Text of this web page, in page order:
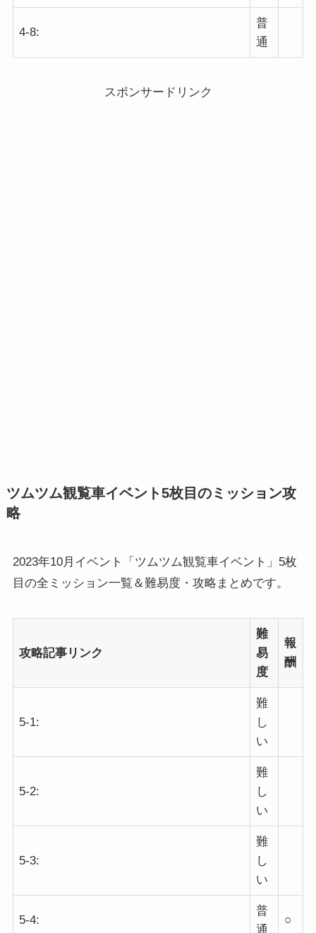
4-8:
普
通
スポンサードリンク
ツムツム観覧車イベント5枚目のミッション攻
略
2023年10月イベント「ツムツム観覧車イベント」5枚
目の全ミッション一覧＆難易度・攻略まとめです。
攻略記事リンク
難
易
度
報
酬
5-1:
難
し
い
5-2:
難
し
い
5-3:
難
し
い
5-4:
普
通
○